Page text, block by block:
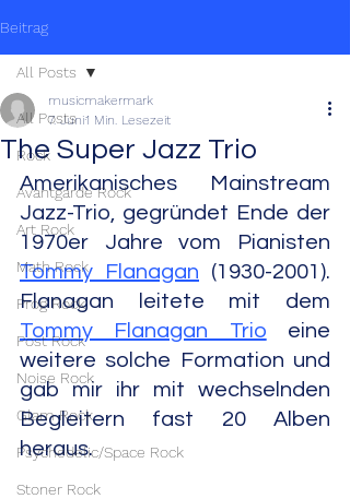
Beitrag
All Posts
Rock
Avantgarde Rock
Art Rock
Math Rock
Prog Rock
Post Rock
Noise Rock
Glam Rock
Psychedelic/Space Rock
Stoner Rock
All Posts
The Super Jazz Trio
musicmakermark
7. Juni1 Min. Lesezeit
Amerikanisches Mainstream
Jazz-Trio, gegründet Ende der
Tommy Flanagan (1930-2001).
Tommy Flanagan Trio eine
weitere solche Formation und
gab mir ihr mit wechselnden
Begleitern fast 20 Alben
heraus.